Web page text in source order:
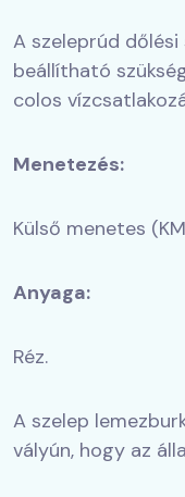
A szeleprúd
beállítható
colos
Menetezés:
Külső menetes
Anyaga:
Réz.
A szelep
vályún, hogy az